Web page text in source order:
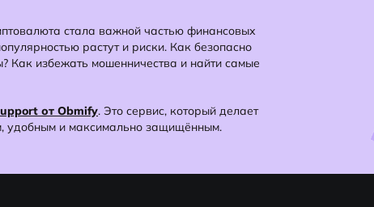
стала важной частью финансовых
растут и риски. Как безопасно
Как избежать мошенничества и найти самые
от Obmify. Это сервис, который делает
удобным и максимально защищённым.